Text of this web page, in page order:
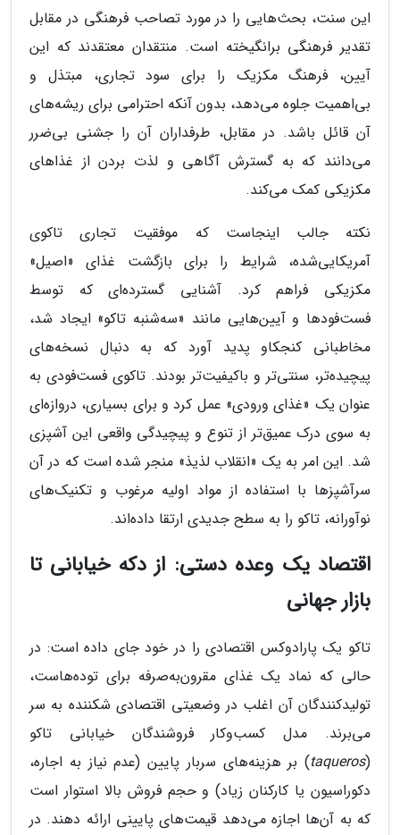
این سنت، بحث‌هایی را در مورد تصاحب فرهنگی در مقابل
تقدیر فرهنگی برانگیخته است. منتقدان معتقدند که این
آیین، فرهنگ مکزیک را برای سود تجاری، مبتذل و
بی‌اهمیت جلوه می‌دهد، بدون آنکه احترامی برای ریشه‌های
آن قائل باشد. در مقابل، طرفداران آن را جشنی بی‌ضرر
می‌دانند که به گسترش آگاهی و لذت بردن از غذاهای
مکزیکی کمک می‌کند.
نکته جالب اینجاست که موفقیت تجاری تاکوی
آمریکایی‌شده، شرایط را برای بازگشت غذای «اصیل»
مکزیکی فراهم کرد. آشنایی گسترده‌ای که توسط
فست‌فودها و آیین‌هایی مانند «سه‌شنبه تاکو» ایجاد شد،
مخاطبانی کنجکاو پدید آورد که به دنبال نسخه‌های
پیچیده‌تر، سنتی‌تر و باکیفیت‌تر بودند. تاکوی فست‌فودی به
عنوان یک «غذای ورودی» عمل کرد و برای بسیاری، دروازه‌ای
به سوی درک عمیق‌تر از تنوع و پیچیدگی واقعی این آشپزی
شد. این امر به یک «انقلاب لذیذ» منجر شده است که در آن
سرآشپزها با استفاده از مواد اولیه مرغوب و تکنیک‌های
نوآورانه، تاکو را به سطح جدیدی ارتقا داده‌اند.
اقتصاد یک وعده دستی: از دکه خیابانی تا
بازار جهانی
تاکو یک پارادوکس اقتصادی را در خود جای داده است: در
حالی که نماد یک غذای مقرون‌به‌صرفه برای توده‌هاست،
تولیدکنندگان آن اغلب در وضعیتی اقتصادی شکننده به سر
می‌برند. مدل کسب‌وکار فروشندگان خیابانی تاکو
(
taqueros) بر هزینه‌های سربار پایین (عدم نیاز به اجاره،
دکوراسیون یا کارکنان زیاد) و حجم فروش بالا استوار است
که به آن‌ها اجازه می‌دهد قیمت‌های پایینی ارائه دهند. در